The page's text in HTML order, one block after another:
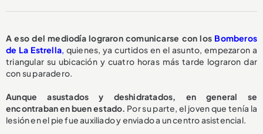
A eso del mediodía lograron comunicarse con los Bomberos
de La Estrella, quienes, ya curtidos en el asunto, empezaron a
triangular su ubicación y cuatro horas más tarde lograron dar
con su paradero.
Aunque asustados y deshidratados, en general se
encontraban en buen estado. Por su parte, el joven que tenía la
lesión en el pie fue auxiliado y enviado a un centro asistencial.